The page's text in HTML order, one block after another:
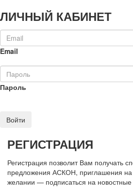
ЛИЧНЫЙ КАБИНЕТ
Email
Пароль
Войти
РЕГИСТРАЦИЯ
Регистрация позволит Вам получать
предложения АСКОН, приглашения
желании — подписаться на